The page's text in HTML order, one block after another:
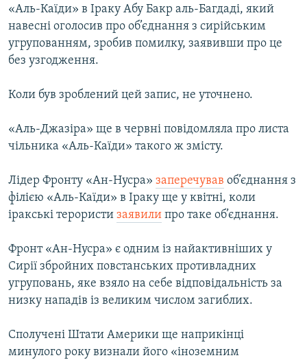
«Аль-Каїди» в Іраку Абу Бакр аль-Багдаді, який
навесні оголосив про об’єднання з сирійським
угрупованням, зробив помилку, заявивши про це
без узгодження.
Коли був зроблений цей запис, не уточнено.
«Аль-Джазіра» ще в червні повідомляла про листа
чільника «Аль-Каїди» такого ж змісту.
Лідер Фронту «Ан-Нусра» заперечував об’єднання з
філією «Аль-Каїди» в Іраку ще у квітні, коли
іракські терористи заявили про таке об’єднання.
Фронт «Ан-Нусра» є одним із найактивніших у
Сирії збройних повстанських противладних
угруповань, яке взяло на себе відповідальність за
низку нападів із великим числом загиблих.
Сполучені Штати Америки ще наприкінці
минулого року визнали його «іноземним